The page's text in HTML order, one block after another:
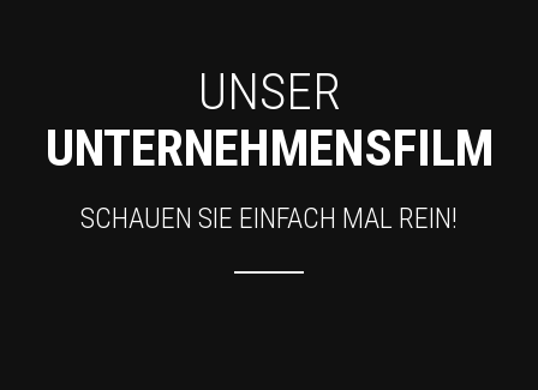
UNSER
UNTERNEHMENSFILM
SCHAUEN SIE EINFACH MAL REIN!